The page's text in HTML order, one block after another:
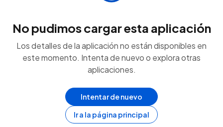
No pudimos cargar esta aplicación
Los detalles de la aplicación no están disponibles en
este momento. Intenta de nuevo o explora otras
aplicaciones.
Intentar de nuevo
Ir a la página principal